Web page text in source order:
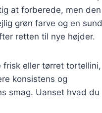
at forberede, men den
grøn farve og en sund
retten til nye højder.
eller tørret tortellini,
konsistens og
smag. Uanset hvad du